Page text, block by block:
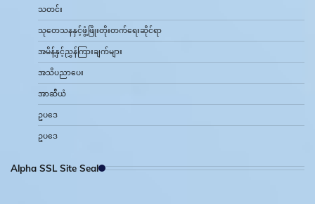
သတင်း
သုတေသနနှင့်ဖွံ့ဖြိုးတိုးတက်ရေးဆိုင်ရာ
အမိန့်နှင့်ညွှန်ကြားချက်များ
အသိပညာပေး
အာဆီယံ
ဥပဒေ
ဥပဒေ
Alpha SSL Site Seal